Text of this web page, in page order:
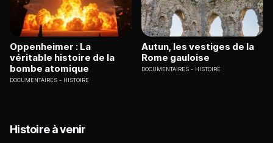
Oppenheimer : La
véritable histoire de la
bombe atomique
DOCUMENTAIRES HISTOIRE
Autun, les vestiges de la
Rome gauloise
DOCUMENTAIRES HISTOIRE
Histoire à venir